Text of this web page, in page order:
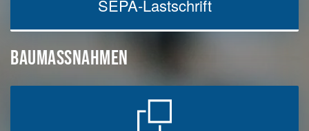
SEPA-Lastschrift
BAUMASSNAHMEN